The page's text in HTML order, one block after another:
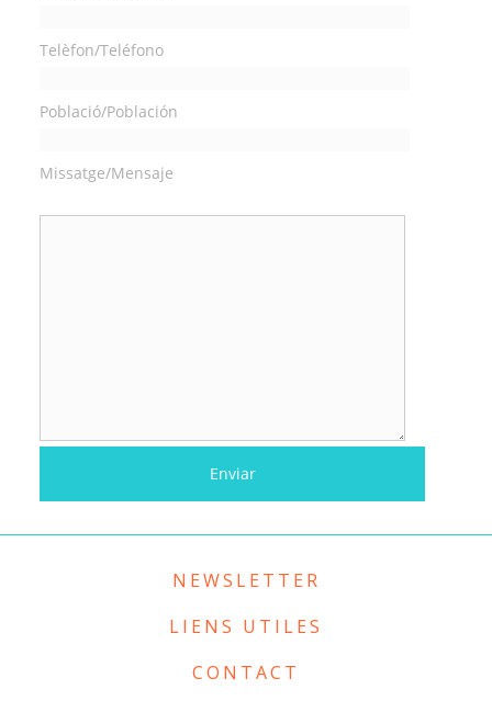
Telèfon/Teléfono
Població/Población
Missatge/Mensaje
NEWSLETTER
LIENS UTILES
CONTACT